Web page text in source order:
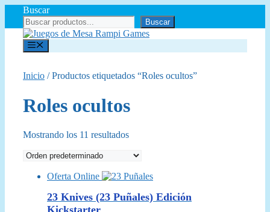
Saltar
contenido
Buscar
Buscar
Menú
Inicio / Productos etiquetados “Roles ocultos”
Roles ocultos
Mostrando los 11 resultados
Oferta Online
23 Knives (23 Puñales) Edición